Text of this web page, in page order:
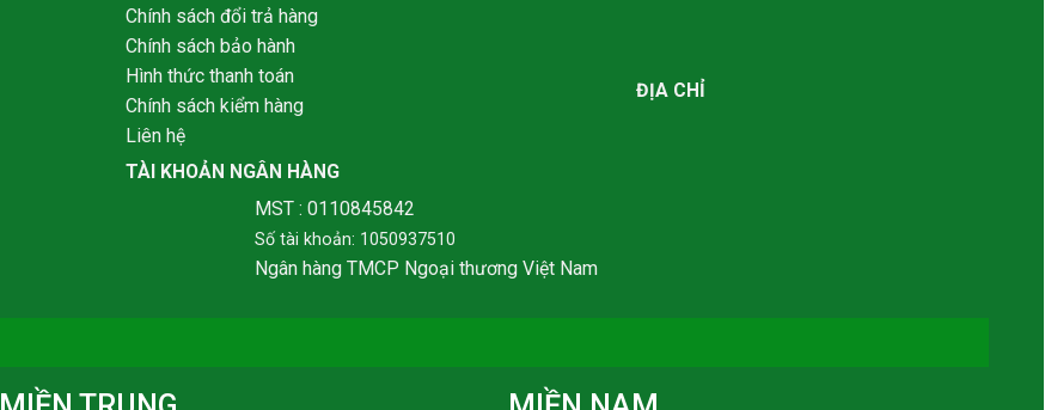
Chính sách đổi trả hàng
Chính sách bảo hành
Hình thức thanh toán
Chính sách kiểm hàng
Liên hệ
TÀI KHOẢN NGÂN HÀNG
MST : 0110845842
Số tài khoản: 1050937510
Ngân hàng TMCP Ngoại thương Việt Nam
ĐỊA CHỈ